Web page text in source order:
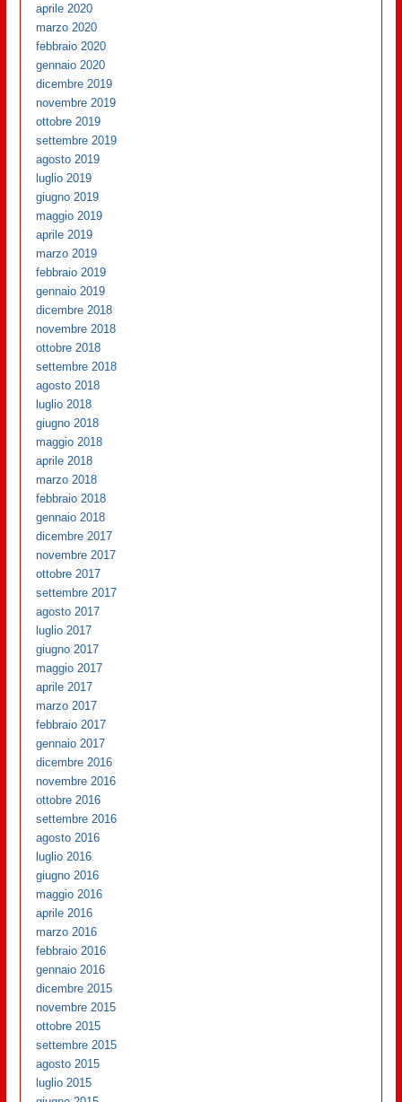
aprile 2020
marzo 2020
febbraio 2020
gennaio 2020
dicembre 2019
novembre 2019
ottobre 2019
settembre 2019
agosto 2019
luglio 2019
giugno 2019
maggio 2019
aprile 2019
marzo 2019
febbraio 2019
gennaio 2019
dicembre 2018
novembre 2018
ottobre 2018
settembre 2018
agosto 2018
luglio 2018
giugno 2018
maggio 2018
aprile 2018
marzo 2018
febbraio 2018
gennaio 2018
dicembre 2017
novembre 2017
ottobre 2017
settembre 2017
agosto 2017
luglio 2017
giugno 2017
maggio 2017
aprile 2017
marzo 2017
febbraio 2017
gennaio 2017
dicembre 2016
novembre 2016
ottobre 2016
settembre 2016
agosto 2016
luglio 2016
giugno 2016
maggio 2016
aprile 2016
marzo 2016
febbraio 2016
gennaio 2016
dicembre 2015
novembre 2015
ottobre 2015
settembre 2015
agosto 2015
luglio 2015